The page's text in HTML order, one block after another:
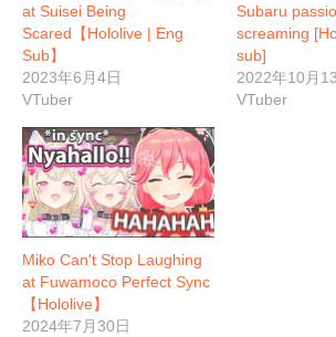
at Suisei Being
Scared【Hololive | Eng
Sub】
2023年6月4日
VTuber
Subaru
screaming
sub]
2022年10月
VTuber
Miko Can't Stop Laughing
at Fuwamoco Perfect Sync
【Hololive】
2024年7月30日